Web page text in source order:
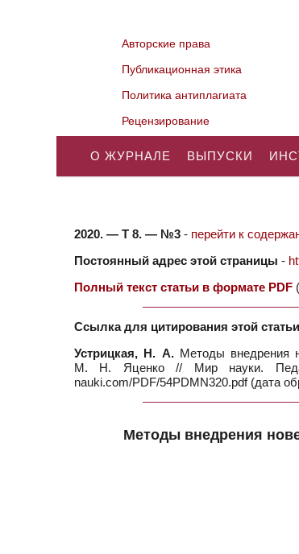
Авторские права
Публикационная этика
Политика антиплагиата
Рецензирование
О ЖУРНАЛЕ ВЫПУСКИ
2020. — Т 8. — №3 - перейти к
Постоянный адрес этой страницы -
Полный текст статьи в формате PDF (
Ссылка для цитирования этой
Устрицкая, Н. А.Методы внедрения
М. Н. Яценко // Мир науки.
nauki.com/PDF/54PDMN320.pdf (дата
Методы внедрения